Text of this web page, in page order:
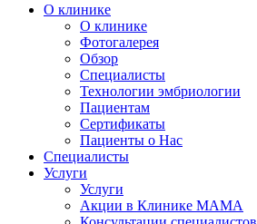
О клинике
О клинике
Фотогалерея
Обзор
Специалисты
Технологии эмбриологии
Пациентам
Сертификаты
Пациенты о Нас
Специалисты
Услуги
Услуги
Акции в Клинике МАМА